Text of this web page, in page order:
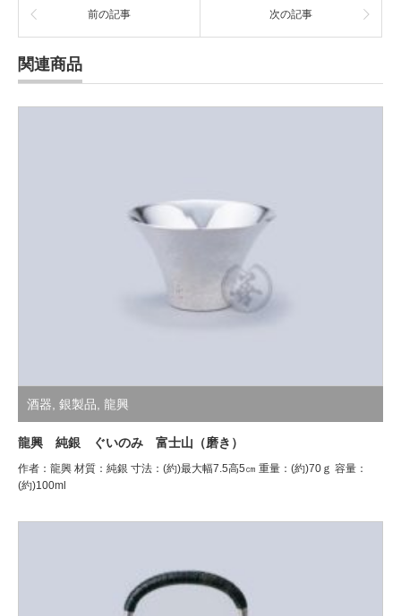
前の記事 次の記事
関連商品
酒器 銀製品 龍興
龍興 純銀 ぐいのみ 富士山（磨き）
作者：龍興 材質：純銀 寸法：(約)最大幅7.5高5㎝ 重量：(約)70ｇ 容量：
(約)100ml